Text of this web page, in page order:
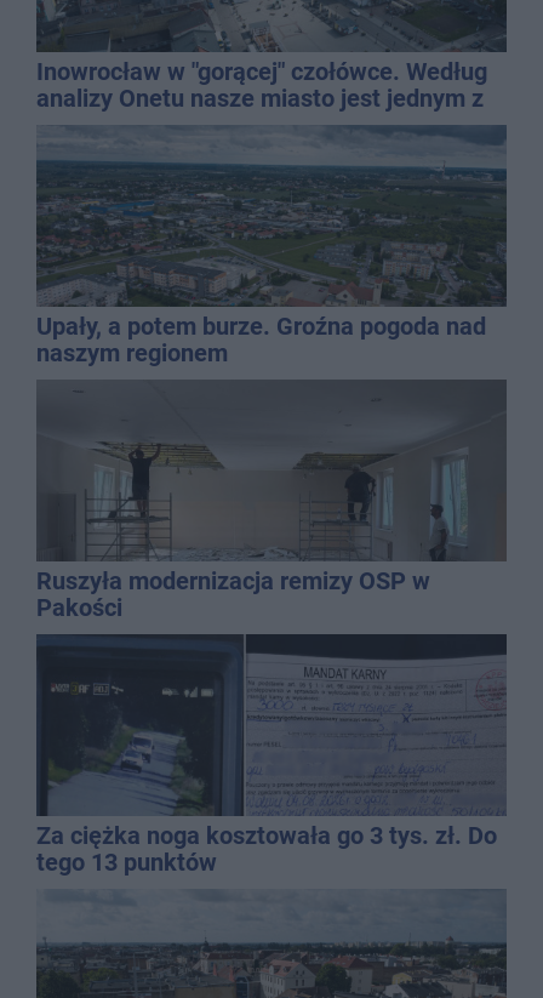
Inowrocław w "gorącej" czołówce. Według
analizy Onetu nasze miasto jest jednym z
najbardziej narażonych na upały
Upały, a potem burze. Groźna pogoda nad
naszym regionem
Ruszyła modernizacja remizy OSP w
Pakości
Za ciężka noga kosztowała go 3 tys. zł. Do
tego 13 punktów